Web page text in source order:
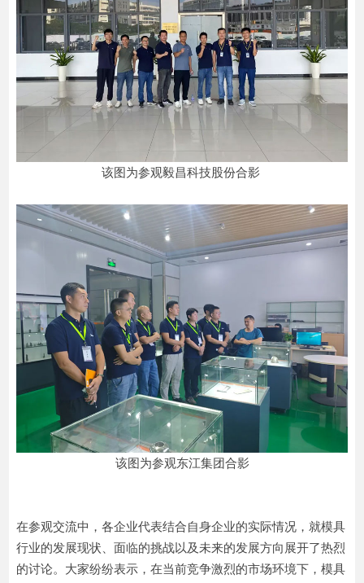
该图为参观毅昌科技股份合影
该图为参观东江集团合影
在参观交流中，各企业代表结合自身企业的实际情况，就模具
行业的发展现状、面临的挑战以及未来的发展方向展开了热烈
的讨论。大家纷纷表示，在当前竞争激烈的市场环境下，模具